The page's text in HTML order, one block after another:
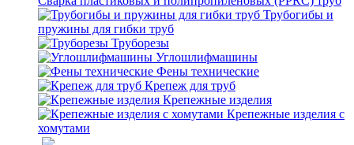
Трубогибы и
пружины для гибки труб
Труборезы
Углошлифмашины
Фены технические
Крепеж для труб
Крепежные изделия
Крепежные изделия с
хомутами